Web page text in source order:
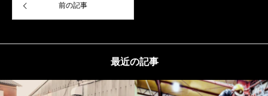
前の記事
最近の記事